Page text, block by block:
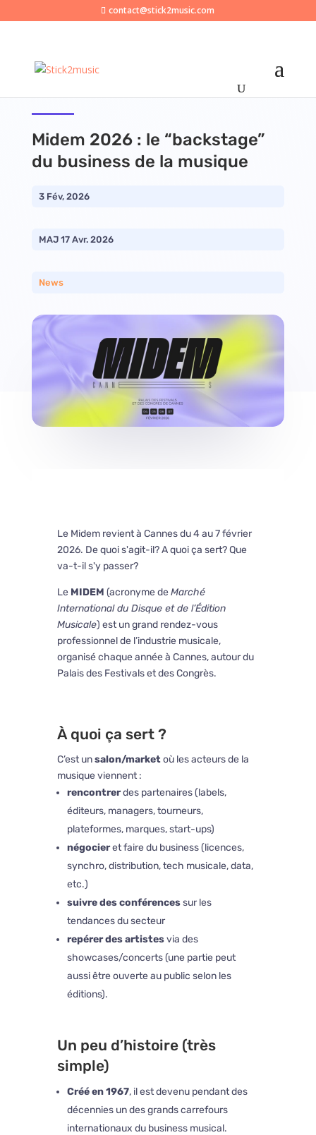
contact@stick2music.com
Midem 2026 : le “backstage”
du business de la musique
3 Fév, 2026
MAJ 17 Avr. 2026
News
Le Midem revient à Cannes du 4 au 7 février
2026. De quoi s'agit-il? A quoi ça sert? Que
va-t-il s'y passer?
Le MIDEM (acronyme deMarché
International du Disque et de l’Édition
Musicale) est un grand rendez-vous
professionnel de l’industrie musicale,
organisé chaque année à Cannes, autour du
Palais des Festivals et des Congrès.
À quoi ça sert ?
C’est unsalon/marketoù les acteurs de la
musique viennent :
rencontrerdes partenaires (labels,
éditeurs, managers, tourneurs,
plateformes, marques, start-ups)
négocieret faire du business (licences,
synchro, distribution, tech musicale, data,
etc.)
suivre des conférencessur les
tendances du secteur
repérer des artistesvia des
showcases/concerts (une partie peut
aussi être ouverte au public selon les
éditions).
Un peu d’histoire (très
simple)
Créé en 1967, il est devenu pendant des
décennies un des grands carrefours
internationaux du business musical.